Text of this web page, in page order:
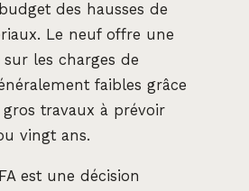
des hausses de
Le neuf offre une
les charges de
faibles grâce
gros travaux à prévoir
vingt ans.
est une décision